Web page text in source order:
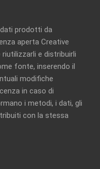
prodotti da
aperta Creative
riutilizzarli e distribuirli
fonte, inserendo il
modifiche
in caso di
i metodi, i dati, gli
con la stessa